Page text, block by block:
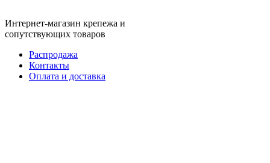
Интернет-магазин крепежа и
сопутствующих товаров
Распродажа
Контакты
Оплата и доставка